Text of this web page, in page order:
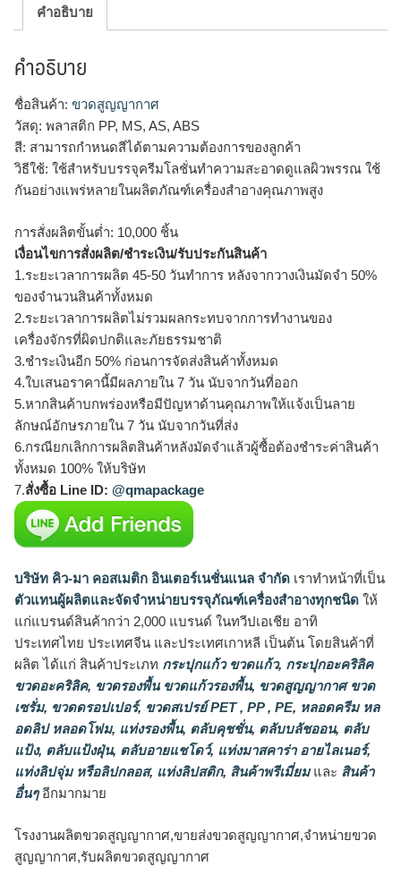
คำอธิบาย
คำอธิบาย
ชื่อสินค้า: ขวดสูญญากาศ
วัสดุ: พลาสติก PP, MS, AS, ABS
สี: สามารถกำหนดสีได้ตามความต้องการของลูกค้า
วิธีใช้: ใช้สำหรับบรรจุครีมโลชั่นทำความสะอาดดูแลผิวพรรณ ใช้
กันอย่างแพร่หลายในผลิตภัณฑ์เครื่องสำอางคุณภาพสูง
การสั่งผลิตขั้นต่ำ: 10,000 ชิ้น
เงื่อนไขการสั่งผลิต/ชำระเงิน/รับประกันสินค้า
1.ระยะเวลาการผลิต 45-50 วันทำการ หลังจากวางเงินมัดจำ 50%
ของจำนวนสินค้าทั้งหมด
2.ระยะเวลาการผลิตไม่รวมผลกระทบจากการทำงานของ
เครื่องจักรที่ผิดปกติและภัยธรรมชาติ
3.ชำระเงินอีก 50% ก่อนการจัดส่งสินค้าทั้งหมด
4.ใบเสนอราคานี้มีผลภายใน 7 วัน นับจากวันที่ออก
5.หากสินค้าบกพร่องหรือมีปัญหาด้านคุณภาพให้แจ้งเป็นลาย
ลักษณ์อักษรภายใน 7 วัน นับจากวันที่ส่ง
6.กรณียกเลิกการผลิตสินค้าหลังมัดจำแล้วผู้ซื้อต้องชำระค่าสินค้า
ทั้งหมด 100% ให้บริษัท
7.สั่งซื้อ Line ID: @qmapackage
บริษัท คิว-มา คอสเมติก อินเตอร์เนชั่นแนล จำกัด เราทำหน้าที่เป็น
ตัวแทนผู้ผลิตและจัดจำหน่ายบรรจุภัณฑ์เครื่องสำอางทุกชนิด ให้
แก่แบรนด์สินค้ากว่า 2,000 แบรนด์ ในทวีปเอเชีย อาทิ
ประเทศไทย ประเทศจีน และประเทศเกาหลี เป็นต้น โดยสินค้าที่
ผลิต ได้แก่ สินค้าประเภท กระปุกแก้ว ขวดแก้ว, กระปุกอะคริลิค
ขวดอะคริลิค, ขวดรองพื้น ขวดแก้วรองพื้น, ขวดสูญญากาศ ขวด
เซรั่ม, ขวดดรอปเปอร์, ขวดสเปรย์ PET , PP , PE, หลอดครีม หล
อดลิป หลอดโฟม, แท่งรองพื้น, ตลับคุชชั่น, ตลับบลัชออน, ตลับ
แป้ง, ตลับแป้งฝุ่น, ตลับอายแชโดว์, แท่งมาสคาร่า อายไลเนอร์,
แท่งลิปจุ่ม หรือลิปกลอส, แท่งลิปสติก, สินค้าพรีเมี่ยมและ สินค้า
อื่นๆอีกมากมาย
โรงงานผลิตขวดสูญญากาศ,ขายส่งขวดสูญญากาศ,จำหน่ายขวด
สูญญากาศ,รับผลิตขวดสูญญากาศ